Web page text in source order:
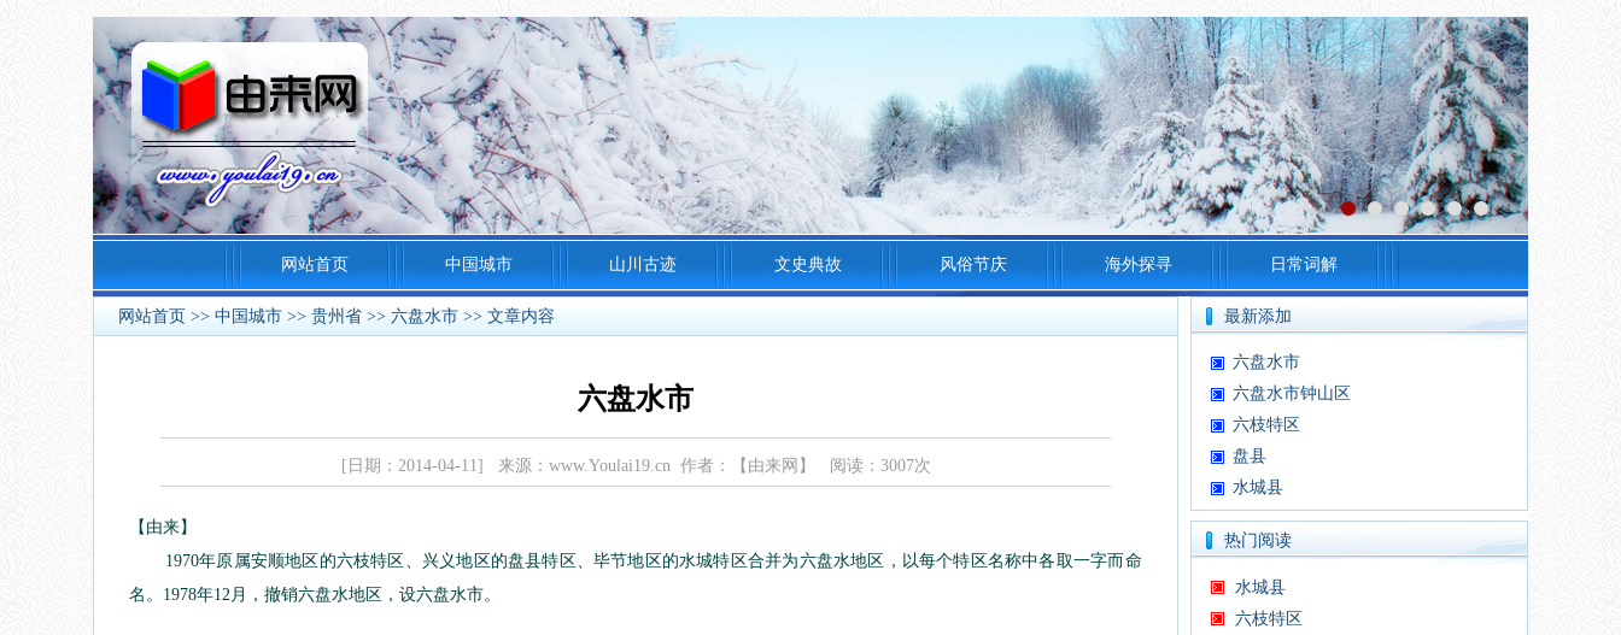
网站首页 中国城市 山川古迹 文史典故 风俗节庆 海外探寻 日常词解
网站首页 >> 中国城市 >> 贵州省 >> 六盘水市 >> 文章内容
六盘水市
[日期：2014-04-11] 来源：www.Youlai19.cn 作者：【由来网】 阅读：3007次
【由来】
1970年原属安顺地区的六枝特区、兴义地区的盘县特区、毕节地区的水城特区合并为六盘水地区，以每个特区名称中各取一字而命
名。1978年12月，撤销六盘水地区，设六盘水市。
最新添加
六盘水市
六盘水市钟山区
六枝特区
盘县
水城县
热门阅读
水城县
六枝特区